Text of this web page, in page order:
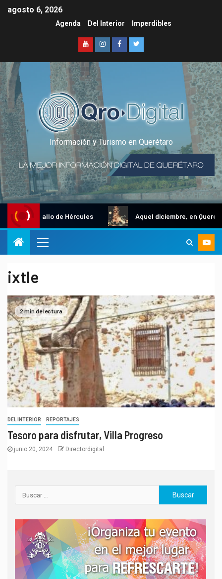
agosto 6, 2026
Agenda Del Interior Imperdibles
Información y Turismo en Querétaro
Gallo de Hércules Aquel diciembre, en Querétaro
ixtle
2 min de lectura
DEL INTERIOR REPORTAJES
Tesoro para disfrutar, Villa Progreso
junio 20, 2024 Directordigital